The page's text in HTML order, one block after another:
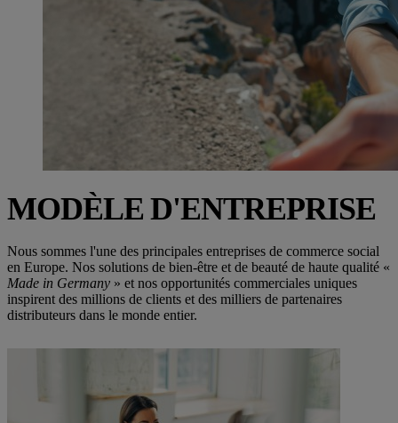
MODÈLE D'ENTREPRISE
Nous sommes l'une des principales entreprises de commerce social
en Europe. Nos solutions de bien-être et de beauté de haute qualité «
Made in Germany » et nos opportunités commerciales uniques
inspirent des millions de clients et des milliers de partenaires
distributeurs dans le monde entier.